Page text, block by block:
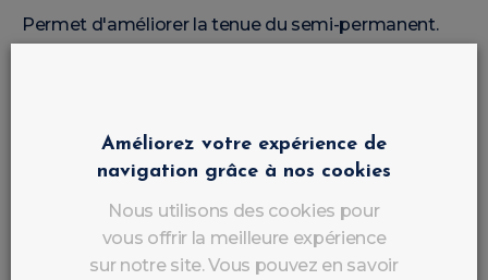
Permet d'améliorer la tenue du semi-permanent.
Offre une base parfaite pour les dégradés.
Manucure Naturelle
Idéal pour les clientes recherchant un effet discret.
Améliorez votre expérience de
navigation grâce à nos cookies
Nous utilisons des cookies pour
vous offrir la meilleure expérience
sur notre site. Vous pouvez en savoir